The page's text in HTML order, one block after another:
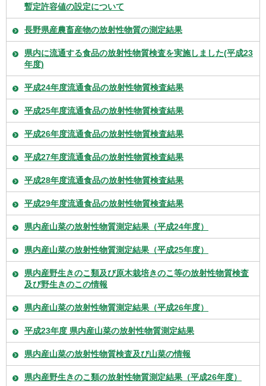
暫定許容値の設定について
長野県産農畜産物の放射性物質の測定結果
県内に流通する食品の放射性物質検査を実施しました(平成23
年度)
平成24年度流通食品の放射性物質検査結果
平成25年度流通食品の放射性物質検査結果
平成26年度流通食品の放射性物質検査結果
平成27年度流通食品の放射性物質検査結果
平成28年度流通食品の放射性物質検査結果
平成29年度流通食品の放射性物質検査結果
県内産山菜の放射性物質測定結果（平成24年度）
県内産山菜の放射性物質測定結果（平成25年度）
県内産野生きのこ類及び原木栽培きのこ等の放射性物質検査
及び野生きのこの情報
県内産山菜の放射性物質測定結果（平成26年度）
平成23年度 県内産山菜の放射性物質測定結果
県内産山菜の放射性物質検査及び山菜の情報
県内産野生きのこ類の放射性物質測定結果（平成26年度）